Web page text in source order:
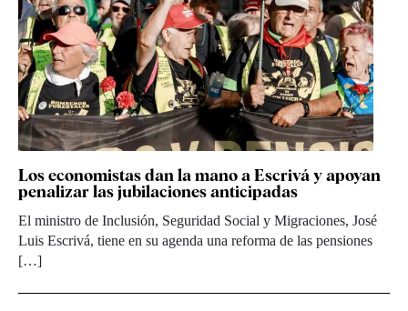
Los economistas dan la mano a Escrivá y apoyan
penalizar las jubilaciones anticipadas
El ministro de Inclusión, Seguridad Social y Migraciones, José
Luis Escrivá, tiene en su agenda una reforma de las pensiones
[…]